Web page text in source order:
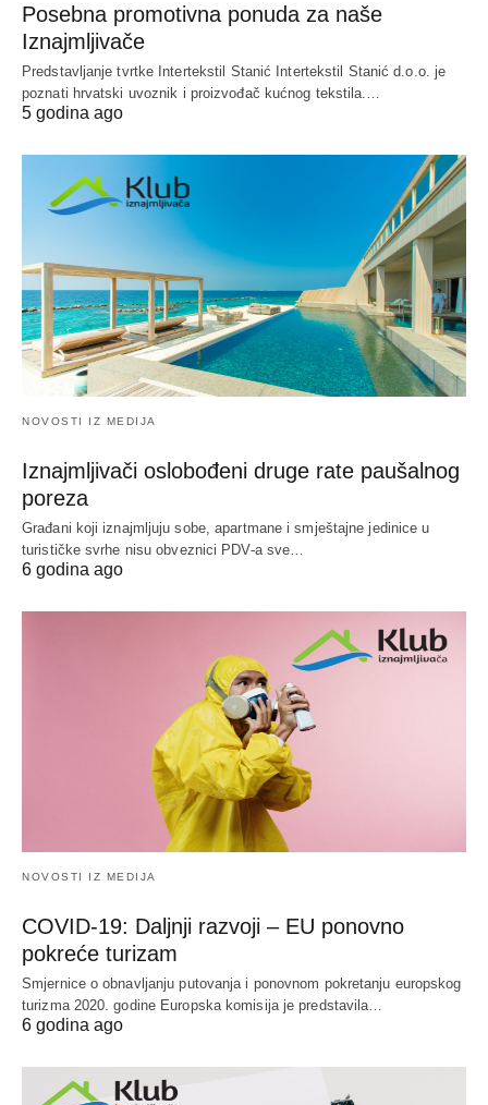
Posebna promotivna ponuda za naše
Iznajmljivače
Predstavljanje tvrtke Intertekstil Stanić Intertekstil Stanić d.o.o. je
poznati hrvatski uvoznik i proizvođač kućnog tekstila.…
5 godina ago
NOVOSTI IZ MEDIJA
Iznajmljivači oslobođeni druge rate paušalnog
poreza
Građani koji iznajmljuju sobe, apartmane i smještajne jedinice u
turističke svrhe nisu obveznici PDV-a sve…
6 godina ago
NOVOSTI IZ MEDIJA
COVID-19: Daljnji razvoji – EU ponovno
pokreće turizam
Smjernice o obnavljanju putovanja i ponovnom pokretanju europskog
turizma 2020. godine Europska komisija je predstavila…
6 godina ago